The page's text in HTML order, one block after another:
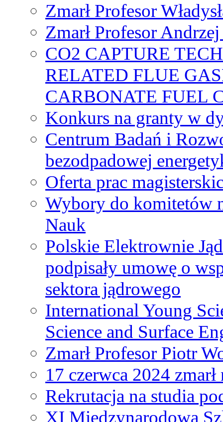
Zmarł Profesor
Zmarł Profesor
CO2 CAPTURE
RELATED FLUE
CARBONATE FUEL
Konkurs na granty w
Centrum Badań i
bezodpadowej
Oferta prac
Wybory do komitetów
Nauk
Polskie Elektrownie
podpisały umowę o
sektora jądrowego
International Young
Science and Surface
Zmarł Profesor Piotr
17 czerwca 2024
Rekrutacja na studia
XI Międzynarodowa